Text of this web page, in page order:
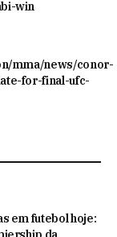
win
mma/news/conor-
for-final-ufc-
em futebol hoje: